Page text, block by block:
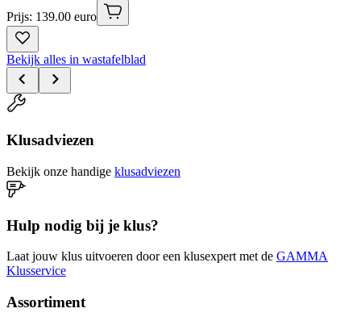
Prijs: 139.00 euro
Bekijk alles in wastafelblad
Klusadviezen
Bekijk onze handige klusadviezen
Hulp nodig bij je klus?
Laat jouw klus uitvoeren door een klusexpert met de GAMMA
Klusservice
Assortiment